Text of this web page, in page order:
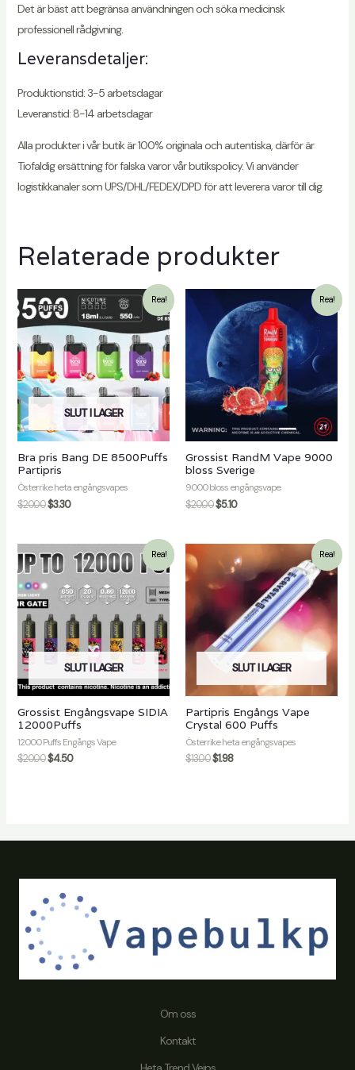
Det är bäst att begränsa användningen och söka medicinsk
professionell rådgivning.
Leveransdetaljer:
Produktionstid: 3-5 arbetsdagar
Leveranstid: 8-14 arbetsdagar
Alla produkter i vår butik är 100% originala och autentiska, därför är
Tiofaldig ersättning för falska varor vår butikspolicy. Vi använder
logistikkanaler som UPS/DHL/FEDEX/DPD för att leverera varor till dig.
Relaterade produkter
Rea!
SLUT I LAGER
Bra pris Bang DE 8500Puffs
Partipris
Österrike heta engångsvapes
$20.00$3.30
Rea!
Grossist RandM Vape 9000
bloss Sverige
9000 bloss engångsvape
$20.00$5.10
Rea!
SLUT I LAGER
Grossist Engångsvape SIDIA
12000Puffs
12000 Puffs Engångs Vape
$20.00$4.50
Rea!
SLUT I LAGER
Partipris Engångs Vape
Crystal 600 Puffs
Österrike heta engångsvapes
$13.00$1.98
Om oss
Kontakt